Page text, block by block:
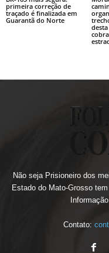
primeira correção de
traçado é finalizada em
Guarantã do Norte
Não seja Prisioneiro dos
Estado do Mato-Grosso
Contato: